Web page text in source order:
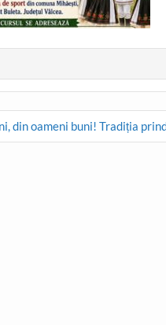
din oameni buni! Tradiția